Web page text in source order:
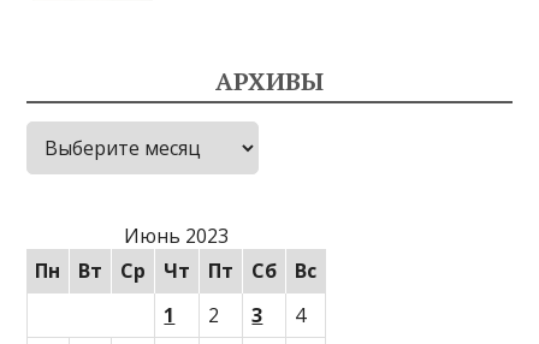
АРХИВЫ
Архивы
Июнь 2023
Пн
Вт Ср Чт Пт Сб
Вс
1
2 3
4